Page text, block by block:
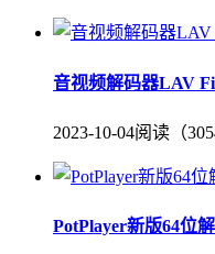
音视频解码器LAV
2023-10-04阅读（
PotPlayer新版64位